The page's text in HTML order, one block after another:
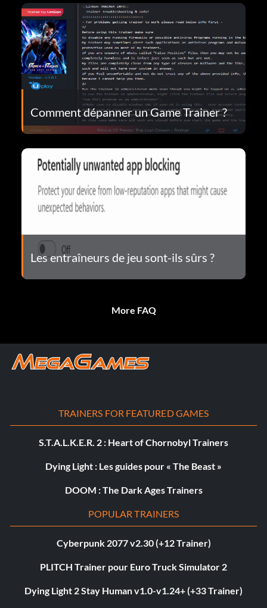
Comment dépanner un Game Trainer ?
Les entraîneurs de jeu sont-ils sûrs ?
More FAQ
TRAINERS FOR FEATURED GAMES
S.T.A.L.K.E.R. 2 : Heart of Chornobyl Trainers
Dying Light : Les guides pour « The Beast »
DOOM : The Dark Ages Trainers
POPULAR TRAINERS
Cyberpunk 2077 v2.30 (+12 Trainer)
PLITCH Trainer pour Euro Truck Simulator 2
Dying Light 2 Stay Human v1.0-v1.24+ (+33 Trainer)